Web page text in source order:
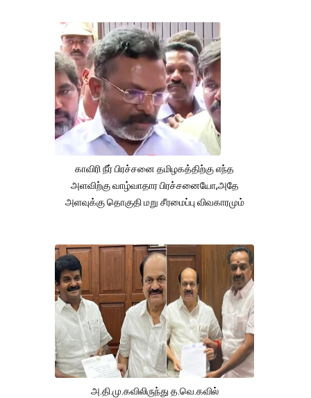
காவிரி நீர் பிரச்சனை தமிழகத்திற்கு எந்த
அளவிற்கு வாழ்வாதார பிரச்சனையோ,அதே
அளவுக்கு தொகுதி மறு சீரமைப்பு விவகாரமும்
அ.தி.மு.கவிலிருந்து த.வெ.கவில்